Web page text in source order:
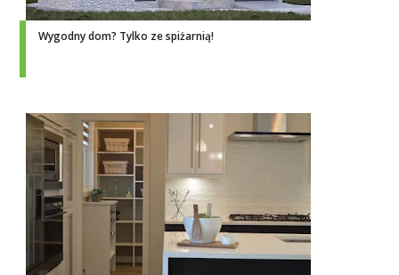
Wygodny dom? Tylko ze spiżarnią!